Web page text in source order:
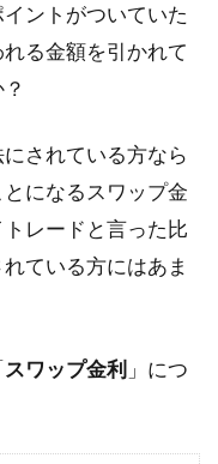
ントがついていた
る金額を引かれて
されている方なら
になるスワップ金
レードと言った比
ている方にはあま
スワップ金利 」につ